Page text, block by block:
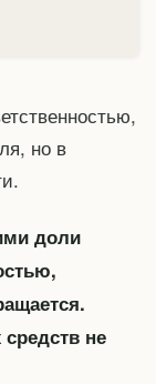
но в
доли
не